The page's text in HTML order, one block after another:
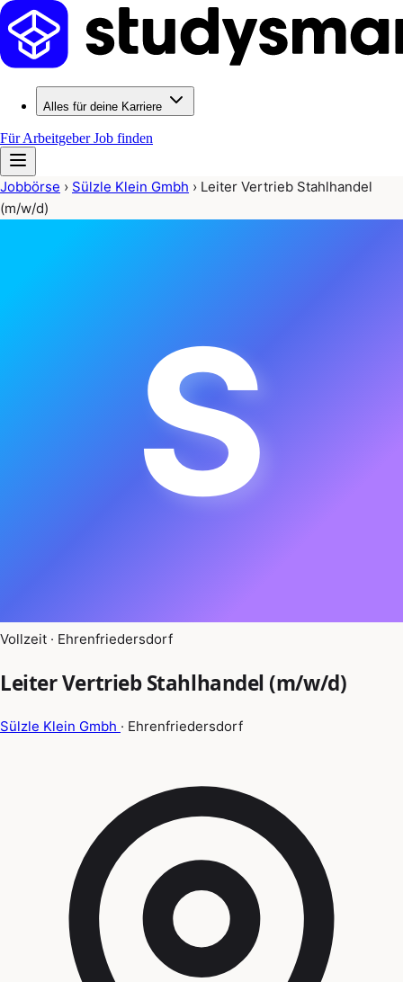
Alles für deine Karriere
Für ArbeitgeberJob finden
Jobbörse › Sülzle Klein Gmbh › Leiter Vertrieb Stahlhandel
(m/w/d)
S
Vollzeit · Ehrenfriedersdorf
Leiter Vertrieb Stahlhandel (m/w/d)
Sülzle Klein Gmbh · Ehrenfriedersdorf